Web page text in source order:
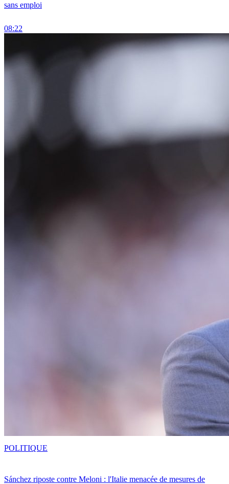
sans emploi
08:22
Sánchez riposte contre Meloni : l'Italie menacée de mesures de
POLITIQUE